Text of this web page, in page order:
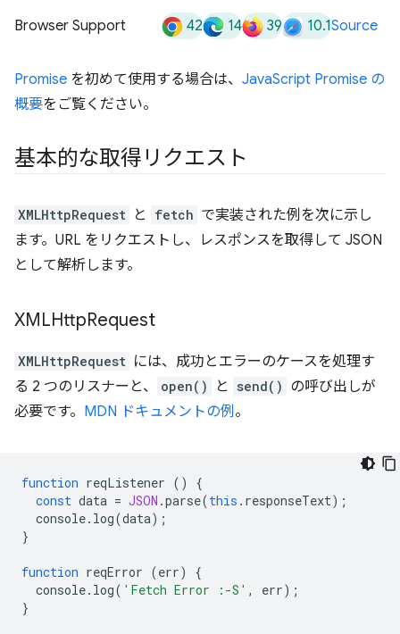
Browser Support 42 14 39 10.1Source
Promise を初めて使用する場合は、 JavaScript Promise の
概要をご覧ください。
基本的な取得リクエスト
XMLHttpRequest と fetch で実装された例を次に示し
ます。URL をリクエストし、レスポンスを取得して JSON
として解析します。
XMLHttpRequest
XMLHttpRequest には、成功とエラーのケースを処理す
る 2 つのリスナーと、
open() と send() の呼び出しが
必要です。 MDN ドキュメントの例。
function reqListener ()
{
const data = JSON .parse(this . responseText);
console. log(data);
}
function reqError (err)
{
console. log( 'Fetch Error :-S' , err);
}